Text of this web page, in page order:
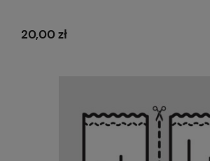
20,00 zł